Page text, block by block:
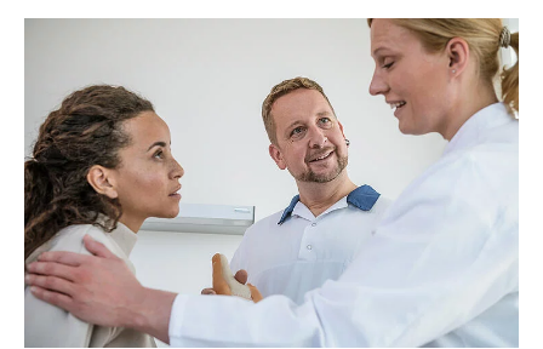
zu verstehen, wie unsere Besucher unsere
etracker Analytics
Name:
_et_coid
Anbieter:
etracker GmbH
Zweck:
Cookie Erkennung
Cookie Laufzeit:
2 Jahre